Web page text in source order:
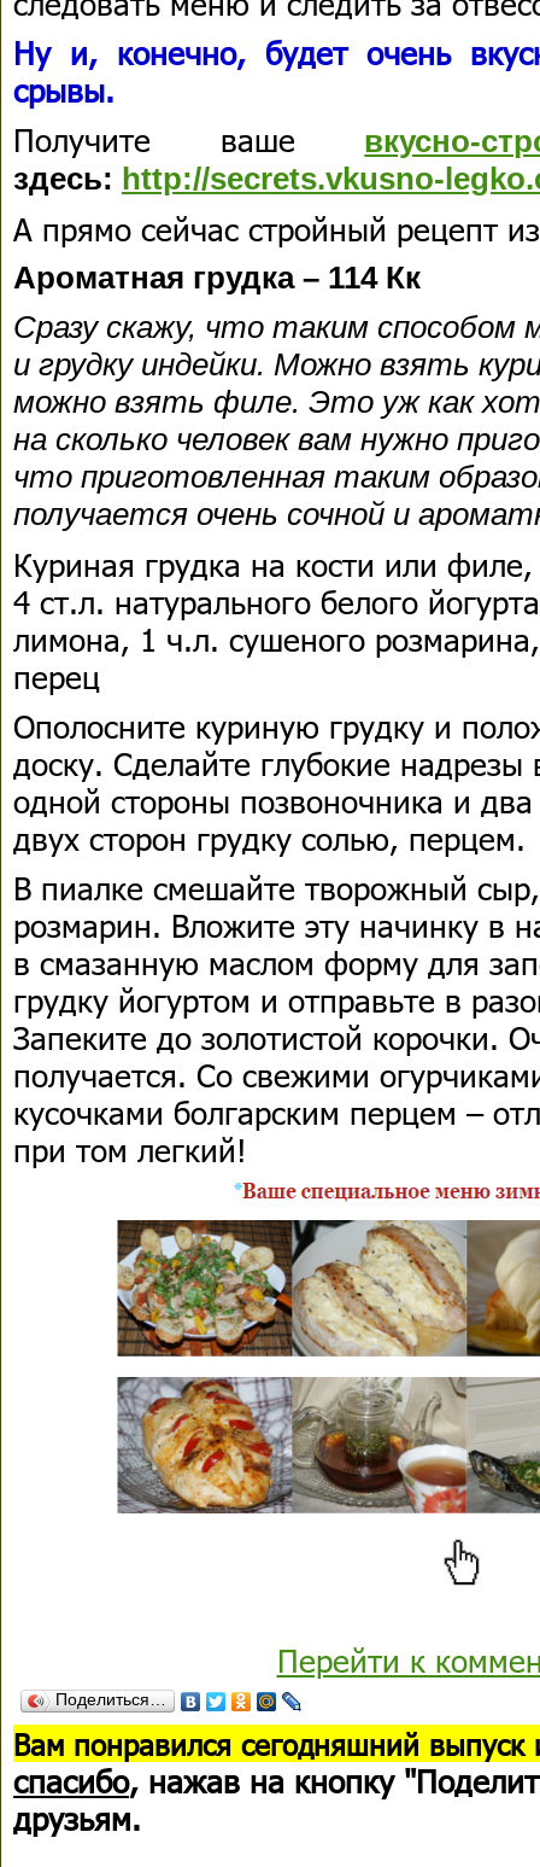
Ну и, конечно, будет очень
срывы.
Получите ваше вкусно-
здесь: http://secrets.vkusno-
А прямо сейчас стройный рецепт
Ароматная грудка – 114 Кк
Сразу скажу, что таким способом
и грудку индейки. Можно взять
можно взять филе. Это уж как
на сколько человек вам нужно
что приготовленная таким
получается очень сочной и
Куриная грудка на кости или
4 ст.л. натурального белого
лимона, 1 ч.л. сушеного
перец
Ополосните куриную грудку и
доску. Сделайте глубокие
одной стороны позвоночника и
двух сторон грудку солью, перцем.
В пиалке смешайте творожный
розмарин. Вложите эту начинку в
в смазанную маслом форму для
грудку йогуртом и отправьте в
Запеките до золотистой корочки.
получается. Со свежими
кусочками болгарским перцем –
при том легкий!
Перейти к
Поделиться…
Вам понравился сегодняшний выпуск
спасибо, нажав на кнопку
друзьям.